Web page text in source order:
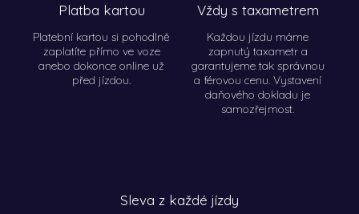
Platba kartou
Platební kartou si pohodlně
zaplatíte přímo ve voze
anebo dokonce online už
před jízdou.
Vždy s taxametrem
Každou jízdu máme
zapnutý taxametr a
garantujeme tak správnou
a férovou cenu. Vystavení
daňového dokladu je
samozřejmost.
Sleva z každé jízdy